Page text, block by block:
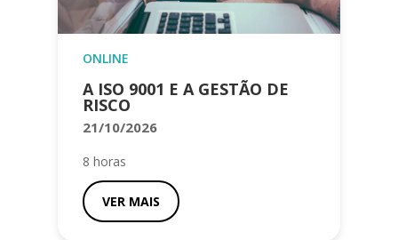
ONLINE
A ISO 9001 E A GESTÃO DE
RISCO
21/10/2026
8 horas
VER MAIS